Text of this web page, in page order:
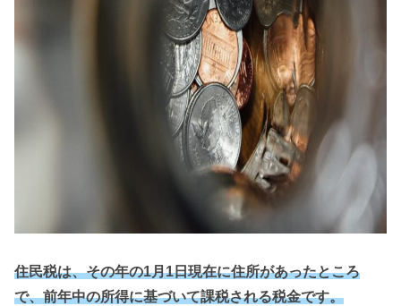
住民税は、その年の1月1日現在に住所があったところ
で、前年中の所得に基づいて課税される税金です。